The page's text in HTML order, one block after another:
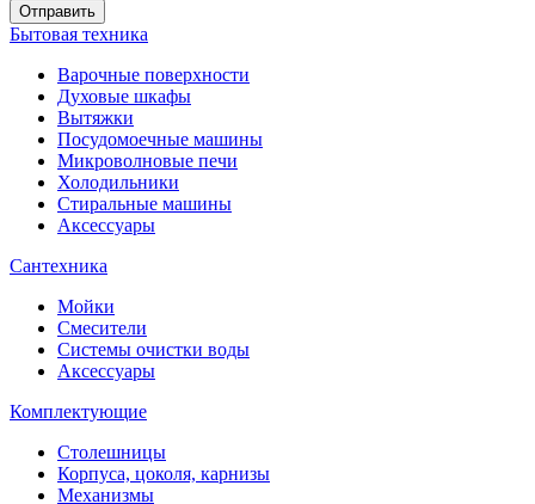
Отправить
Бытовая техника
Варочные поверхности
Духовые шкафы
Вытяжки
Посудомоечные машины
Микроволновые печи
Холодильники
Стиральные машины
Аксессуары
Сантехника
Мойки
Смесители
Системы очистки воды
Аксессуары
Комплектующие
Столешницы
Корпуса, цоколя, карнизы
Механизмы